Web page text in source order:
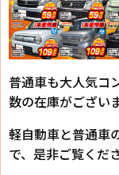
普通車も大人気コ
数の在庫がござい
軽自動車と普通車
で、是非ご覧くだ